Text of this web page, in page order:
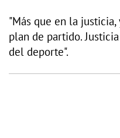
"Más que en la
plan de partido.
del deporte".